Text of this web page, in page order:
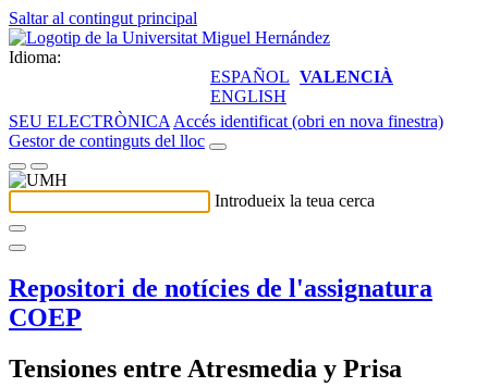
Saltar al contingut principal
Idioma:
ESPAÑOL VALENCIÀ
ENGLISH
SEU ELECTRÒNICA Accés identificat (obri en nova finestra)
Gestor de continguts del lloc
Introdueix la teua cerca
Repositori de notícies de l'assignatura
COEP
Tensiones entre Atresmedia y Prisa